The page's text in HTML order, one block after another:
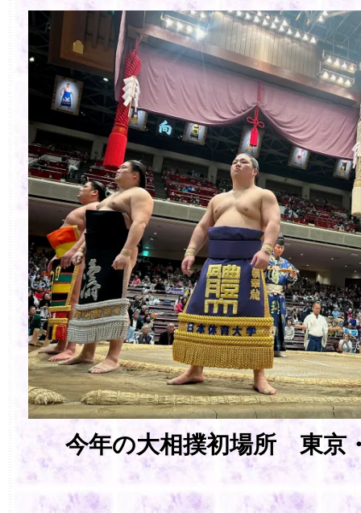
今年の大相撲初場所 東京